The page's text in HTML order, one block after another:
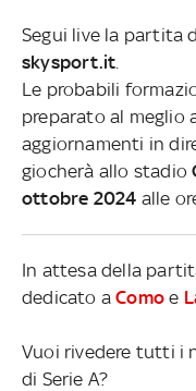
Segui live la partita
skysport.it
Le probabili
preparato al meglio
aggiornamenti in
giocherà allo stadio
ottobre 2024 alle
In attesa della
dedicato aComo e
Vuoi rivedere tutti i
di Serie A?